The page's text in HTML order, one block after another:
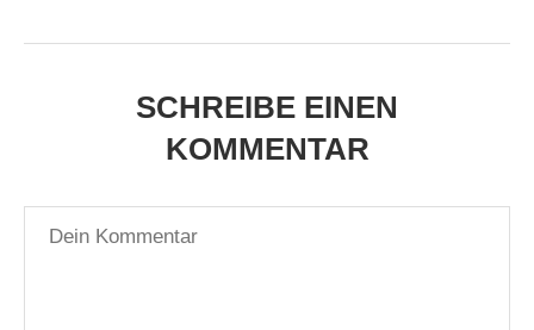
SCHREIBE EINEN
KOMMENTAR